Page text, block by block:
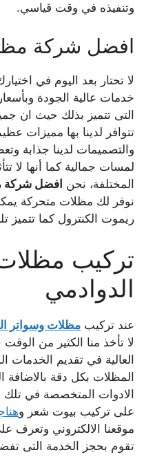
وتنفيذه في وقت قياسي.
افضل شركة
لا تحتار بعد اليوم في
خدمات عالية الجودة
التى تتميز بذلك حيث ان
تتوافر لدينا بها مميزات
والتصميمات لدينا جذابة
لمسات جمالية كما أنها لا
المختلفة، نحن افضل شركة
نوفر لك مظلات متحركة
ريموت الكنترول كما تتميز
تركيب
الدوادمي
عند تركيب مظلات وسواتر
لا تأخذ منا الكثير من
العالية في تقديم الخدمات
المظلات بكل دقة بالاضافة
الادوات المتخصصة في
على تركيب بيوت شعر و
موقعنا الالكتروني وتعرف
تقوم بحجز الخدمة التى